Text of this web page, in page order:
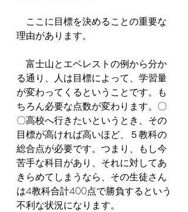
ここに目標を決めることの重要な
理由があります。
富士山とエベレストの例から分か
る通り、人は目標によって、学習量
が変わってくるということです。も
ちろん必要な点数が変わります。〇
〇高校へ行きたいというとき、その
目標が高ければ高いほど、５教科の
総合点が必要です。つまり、もし今
苦手な科目があり、それに対してあ
きらめてしまうなら、その生徒さん
は4教科合計400点で勝負するという
不利な状況になります。